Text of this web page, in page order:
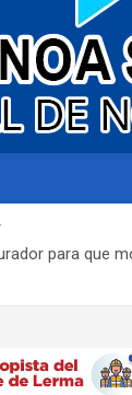
para que